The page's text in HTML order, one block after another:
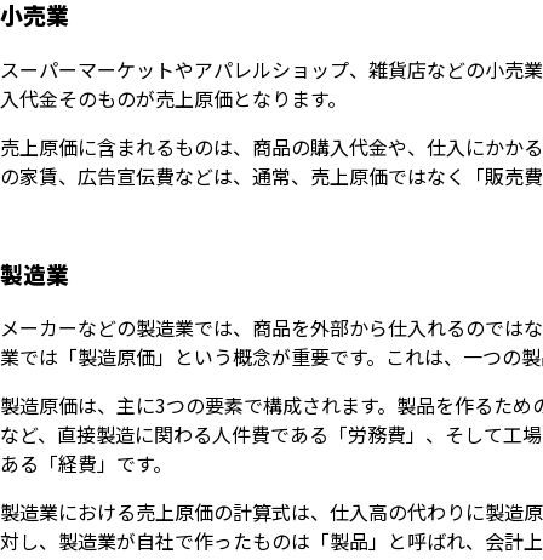
小売業
スーパーマーケットやアパレルショップ、雑貨店などの小売
入代金そのものが売上原価となります。
売上原価に含まれるものは、商品の購入代金や、仕入にかか
の家賃、広告宣伝費などは、通常、売上原価ではなく「販売
製造業
メーカーなどの製造業では、商品を外部から仕入れるのでは
業では「製造原価」という概念が重要です。これは、一つの
製造原価は、主に3つの要素で構成されます。製品を作るた
など、直接製造に関わる人件費である「労務費」、そして工
ある「経費」です。
製造業における売上原価の計算式は、仕入高の代わりに製造
対し、製造業が自社で作ったものは「製品」と呼ばれ、会計